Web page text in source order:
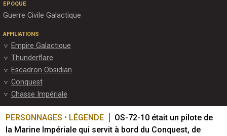
EPOQUE
Guerre Civile Galactique
AFFILIATIONS
Empire Galactique
Thunderflare
Escadron Obsidian
Conquest
Chasse Impériale
PERSONNAGES • LÉGENDE
OS-72-10 était un pilote de
la Marine Impériale qui servit à bord du Conquest, de